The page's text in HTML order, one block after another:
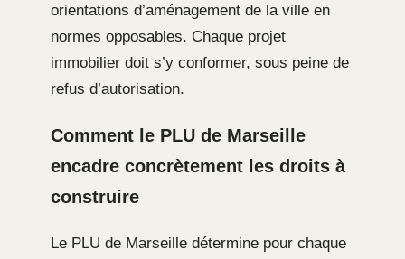
orientations d’aménagement de la ville en
normes opposables. Chaque projet
immobilier doit s’y conformer, sous peine de
refus d’autorisation.
Comment le PLU de Marseille
encadre concrètement les droits à
construire
Le PLU de Marseille détermine pour chaque